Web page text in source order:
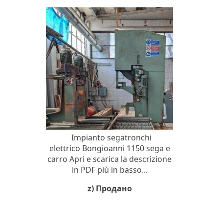
Impianto segatronchi
elettrico Bongioanni 1150 sega e
carro Apri e scarica la descrizione
in PDF più in basso...
z) Продано